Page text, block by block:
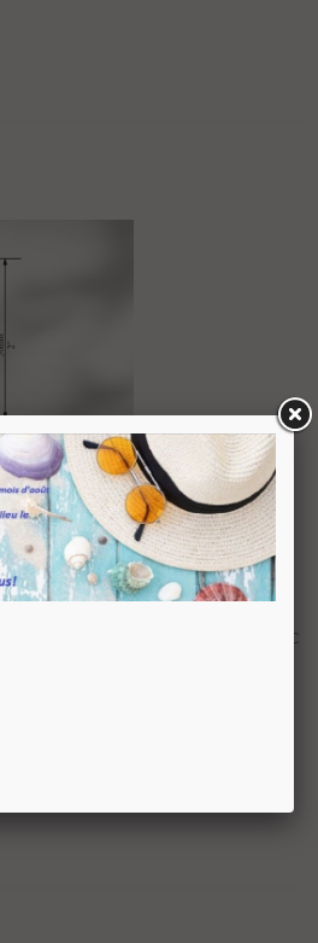
En Acier
TTC
sens unique, dévissage au tounevis
50 et 70 mm.